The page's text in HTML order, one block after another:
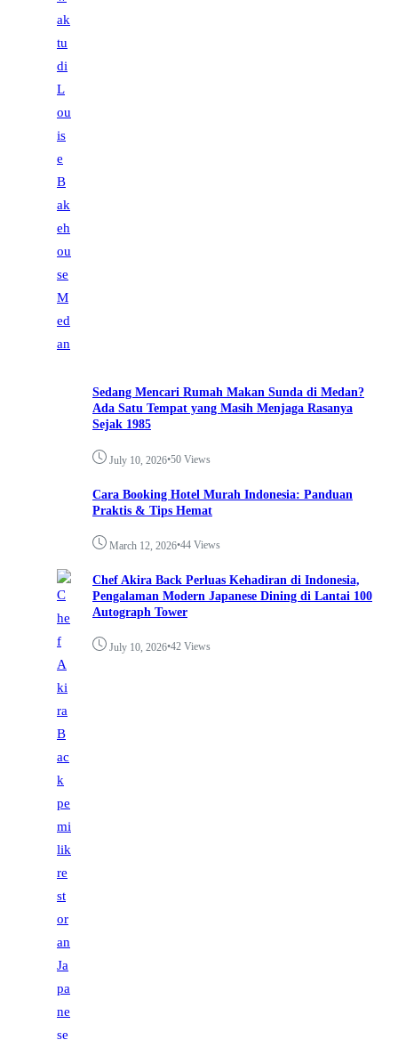
Sedang Mencari Rumah Makan Sunda di Medan?
Ada Satu Tempat yang Masih Menjaga Rasanya
Sejak 1985
July 10, 2026•50 Views
Cara Booking Hotel Murah Indonesia: Panduan
Praktis & Tips Hemat
March 12, 2026•44 Views
Chef Akira Back Perluas Kehadiran di Indonesia,
Pengalaman Modern Japanese Dining di Lantai 100
Autograph Tower
July 10, 2026•42 Views